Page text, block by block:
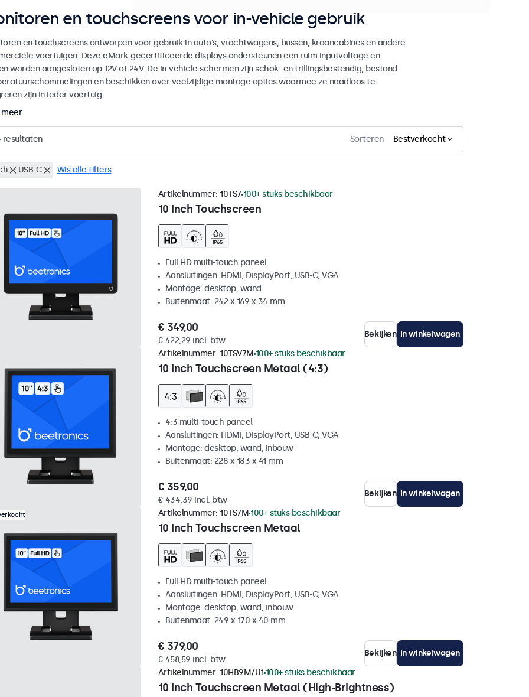
en touchscreens voor in-vehicle gebruik
en touchscreens ontworpen voor gebruik in auto's, vrachtwagens, bussen, kraancabines en andere
voertuigen. Deze eMark-gecertificeerde displays ondersteunen een ruim inputvoltage en
worden aangesloten op 12V of 24V. De in-vehicle schermen zijn schok- en trillingsbestendig, bestand
en beschikken over veelzijdige montage opties waarmee ze naadloos te
zijn in ieder voertuig.
meer
resultaten Sorteren Bestverkocht
USB-C Wis alle filters
10 Inch Touchscreen
Artikelnummer: 10TS7 100+ stuks beschikbaar
Full HD multi-touch paneel
Aansluitingen: HDMI, DisplayPort, USB-C, VGA
Montage: desktop, wand
Buitenmaat: 242 x 169 x 34 mm
€ 349,00
€ 422,29 incl. btw
Bekijken In winkelwagen
10 Inch Touchscreen Metaal (4:3)
Artikelnummer: 10TSV7M 100+ stuks beschikbaar
4:3 multi-touch paneel
Aansluitingen: HDMI, DisplayPort, USB-C, VGA
Montage: desktop, wand, inbouw
Buitenmaat: 228 x 183 x 41 mm
€ 359,00
€ 434,39 incl. btw
Bekijken In winkelwagen
10 Inch Touchscreen Metaal
Artikelnummer: 10TS7M 100+ stuks beschikbaar
Full HD multi-touch paneel
Aansluitingen: HDMI, DisplayPort, USB-C, VGA
Montage: desktop, wand, inbouw
Buitenmaat: 249 x 170 x 40 mm
€ 379,00
€ 458,59 incl. btw
Bekijken In winkelwagen
10 Inch Touchscreen Metaal (High-Brightness)
Artikelnummer: 10HB9M/U1 100+ stuks beschikbaar